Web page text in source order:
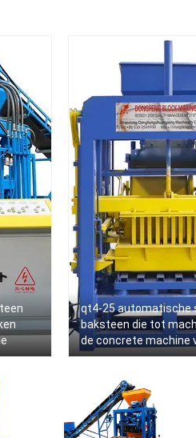
qt4-25 automatische
baksteen die tot
de concrete machine
blokmaker